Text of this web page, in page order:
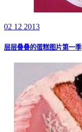
02 12 2013
层层叠叠的蛋糕图片第一季